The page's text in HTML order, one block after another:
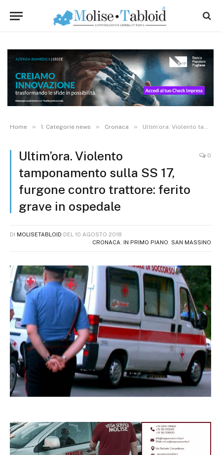
Home » 1. Categorie news » Cronaca » Ultim’ora. Violento tamponamento sulla SS 17, furgone contro trattore: ferito grave in ospedale
Ultim’ora. Violento
tamponamento sulla SS 17,
furgone contro trattore: ferito
grave in ospedale
0
DI MOLISETABLOID DEL 10 AGOSTO 2018
CRONACA
IN PRIMO PIANO SAN MASSINO